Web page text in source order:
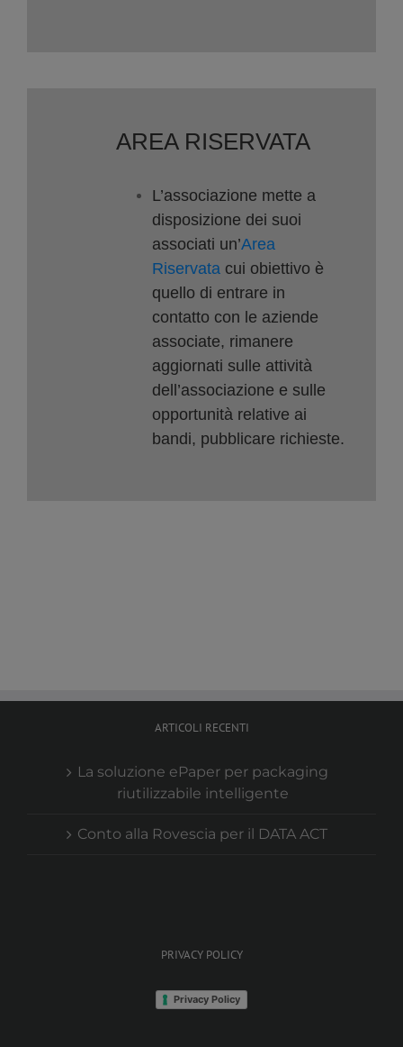
AREA RISERVATA
L’associazione mette a
disposizione dei suoi
associati un’Area
Riservata cui obiettivo è
quello di entrare in
contatto con le aziende
associate, rimanere
aggiornati sulle attività
dell’associazione e sulle
opportunità relative ai
bandi, pubblicare richieste.
ARTICOLI RECENTI
La soluzione ePaper per packaging
riutilizzabile intelligente
Conto alla Rovescia per il DATA ACT
PRIVACY POLICY
Privacy Policy